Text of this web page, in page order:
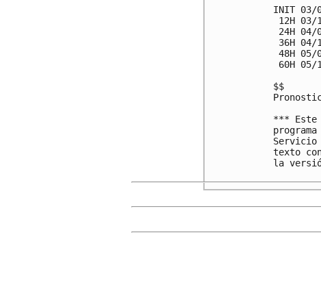
INIT 03/
12H 03/
24H 04/
36H 04/
48H 05/
60H 05/
$$
*** Este
Servicio
texto
la